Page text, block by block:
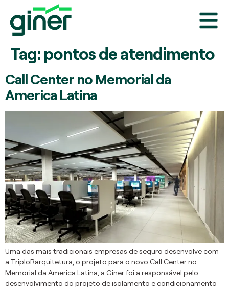
Tag:pontos de atendimento
Call Center no Memorial da
America Latina
Uma das mais tradicionais empresas de seguro desenvolve com
a TriploRarquitetura, o projeto para o novo Call Center no
Memorial da America Latina, a Giner foi a responsável pelo
desenvolvimento do projeto de isolamento e condicionamento